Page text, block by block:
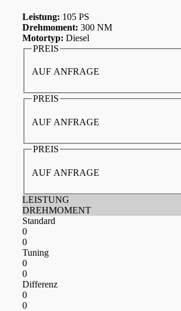
Leistung: 105 PS
Drehmoment: 300 NM
Motortyp: Diesel
PREIS
AUF ANFRAGE
PREIS
AUF ANFRAGE
PREIS
AUF ANFRAGE
LEISTUNG
DREHMOMENT
Standard
0
0
Tuning
0
0
Differenz
0
0